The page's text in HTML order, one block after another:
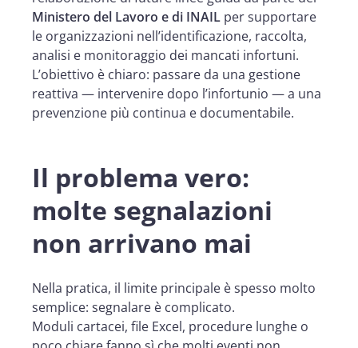
Ministero del Lavoro e di INAIL per supportare
le organizzazioni nell’identificazione, raccolta,
analisi e monitoraggio dei mancati infortuni.
L’obiettivo è chiaro: passare da una gestione
reattiva — intervenire dopo l’infortunio — a una
prevenzione più continua e documentabile.
Il problema vero:
molte segnalazioni
non arrivano mai
Nella pratica, il limite principale è spesso molto
semplice: segnalare è complicato.
Moduli cartacei, file Excel, procedure lunghe o